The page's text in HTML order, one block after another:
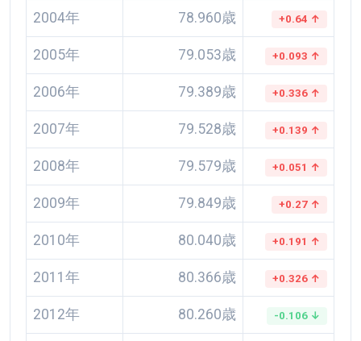
2004年 78.960歳 +0.64 ↑
2005年 79.053歳 +0.093 ↑
2006年 79.389歳 +0.336 ↑
2007年 79.528歳 +0.139 ↑
2008年 79.579歳 +0.051 ↑
2009年 79.849歳 +0.27 ↑
2010年 80.040歳 +0.191 ↑
2011年 80.366歳 +0.326 ↑
2012年 80.260歳 -0.106 ↓